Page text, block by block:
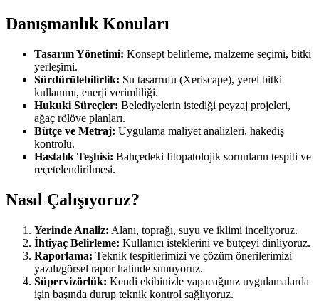
Danışmanlık Konuları
Tasarım Yönetimi: Konsept belirleme, malzeme seçimi, bitki
yerleşimi.
Sürdürülebilirlik: Su tasarrufu (Xeriscape), yerel bitki
kullanımı, enerji verimliliği.
Hukuki Süreçler: Belediyelerin istediği peyzaj projeleri,
ağaç rölöve planları.
Bütçe ve Metraj: Uygulama maliyet analizleri, hakediş
kontrolü.
Hastalık Teşhisi: Bahçedeki fitopatolojik sorunların tespiti ve
reçetelendirilmesi.
Nasıl Çalışıyoruz?
Yerinde Analiz: Alanı, toprağı, suyu ve iklimi inceliyoruz.
İhtiyaç Belirleme: Kullanıcı isteklerini ve bütçeyi dinliyoruz.
Raporlama: Teknik tespitlerimizi ve çözüm önerilerimizi
yazılı/görsel rapor halinde sunuyoruz.
Süpervizörlük: Kendi ekibinizle yapacağınız uygulamalarda
işin başında durup teknik kontrol sağlıyoruz.